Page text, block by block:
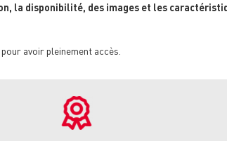
la disponibilité, des images et les
avoir pleinement accès.